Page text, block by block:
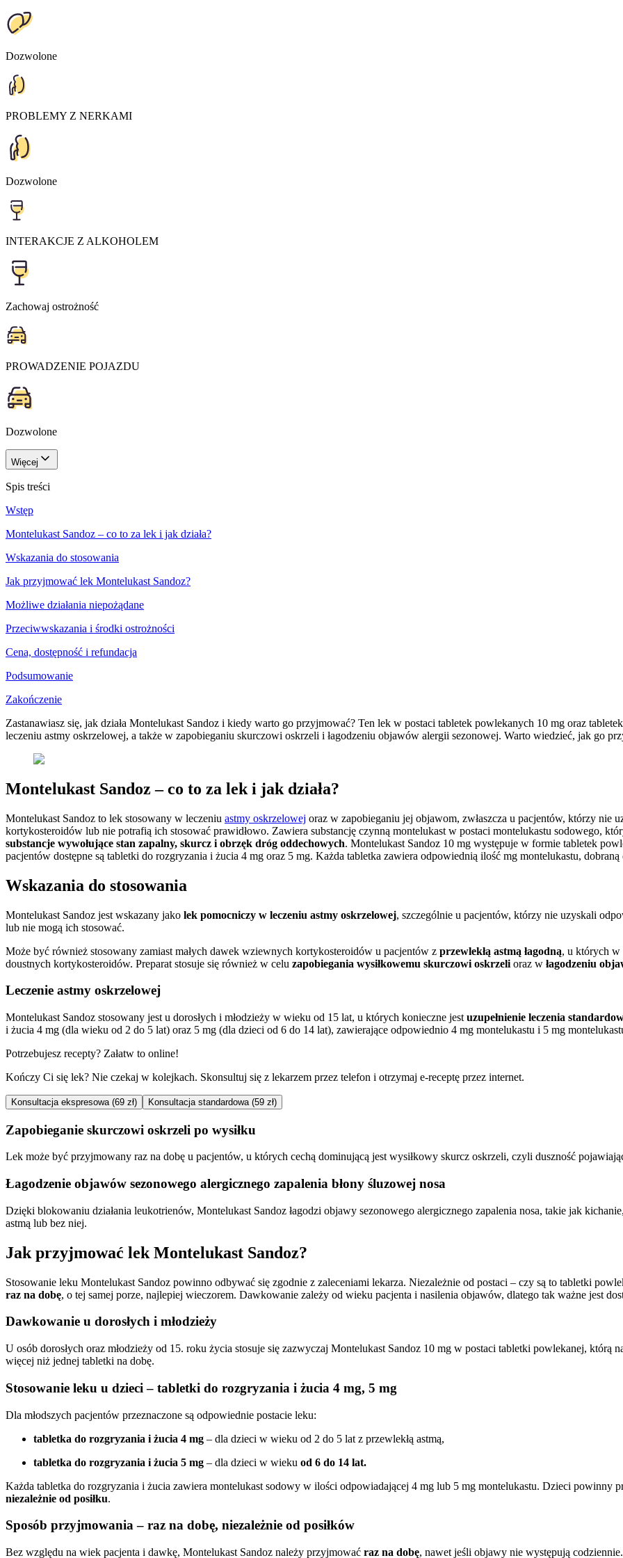
Dozwolone
PROBLEMY Z NERKAMI
Dozwolone
INTERAKCJE Z ALKOHOLEM
Zachowaj ostrożność
PROWADZENIE POJAZDU
Dozwolone
Więcej
Spis treści
Wstęp
Montelukast Sandoz – co to za lek i jak działa?
Wskazania do stosowania
Jak przyjmować lek Montelukast Sandoz?
Możliwe działania niepożądane
Przeciwwskazania i środki ostrożności
Cena, dostępność i refundacja
Podsumowanie
Zakończenie
Zastanawiasz się, jak działa Montelukast Sandoz i kiedy warto go przyjmować? Ten lek w postaci tabletek powlekanych 10 mg oraz
leczeniu astmy oskrzelowej, a także w zapobieganiu skurczowi oskrzeli i łagodzeniu objawów alergii sezonowej. Warto wiedzieć, jak go
Montelukast Sandoz – co to za lek i jak działa?
Montelukast Sandoz to lek stosowany w leczeniu astmy oskrzelowej oraz w zapobieganiu jej objawom, zwłaszcza u pacjentów, którzy
kortykosteroidów lub nie potrafią ich stosować prawidłowo. Zawiera substancję czynną montelukast w postaci montelukastu sodowego,
substancje wywołujące stan zapalny, skurcz i obrzęk dróg oddechowych. Montelukast Sandoz 10 mg występuje w formie tabletek
pacjentów dostępne są tabletki do rozgryzania i żucia 4 mg oraz 5 mg. Każda tabletka zawiera odpowiednią ilość mg montelukastu,
Wskazania do stosowania
Montelukast Sandoz jest wskazany jako lek pomocniczy w leczeniu astmy oskrzelowej, szczególnie u pacjentów, którzy nie uzyskali
lub nie mogą ich stosować.
Może być również stosowany zamiast małych dawek wziewnych kortykosteroidów u pacjentów z przewlekłą astmą łagodną, u których w
doustnych kortykosteroidów. Preparat stosuje się również w celu zapobiegania wysiłkowemu skurczowi oskrzeli oraz w łagodzeniu
Leczenie astmy oskrzelowej
Montelukast Sandoz stosowany jest u dorosłych i młodzieży w wieku od 15 lat, u których konieczne jest uzupełnienie leczenia
i żucia 4 mg (dla wieku od 2 do 5 lat) oraz 5 mg (dla dzieci od 6 do 14 lat), zawierające odpowiednio 4 mg montelukastu i 5 mg
Potrzebujesz recepty? Załatw to online!
Kończy Ci się lek? Nie czekaj w kolejkach. Skonsultuj się z lekarzem przez telefon i otrzymaj e-receptę przez internet.
Konsultacja ekspresowa (69 zł) Konsultacja standardowa (59 zł)
Zapobieganie skurczowi oskrzeli po wysiłku
Lek może być przyjmowany raz na dobę u pacjentów, u których cechą dominującą jest wysiłkowy skurcz oskrzeli, czyli duszność
Łagodzenie objawów sezonowego alergicznego zapalenia błony śluzowej nosa
Dzięki blokowaniu działania leukotrienów, Montelukast Sandoz łagodzi objawy sezonowego alergicznego zapalenia nosa, takie jak
astmą lub bez niej.
Jak przyjmować lek Montelukast Sandoz?
Stosowanie leku Montelukast Sandoz powinno odbywać się zgodnie z zaleceniami lekarza. Niezależnie od postaci – czy są to tabletki
raz na dobę, o tej samej porze, najlepiej wieczorem. Dawkowanie zależy od wieku pacjenta i nasilenia objawów, dlatego tak ważne jest
Dawkowanie u dorosłych i młodzieży
U osób dorosłych oraz młodzieży od 15. roku życia stosuje się zazwyczaj Montelukast Sandoz 10 mg w postaci tabletki powlekanej,
więcej niż jednej tabletki na dobę.
Stosowanie leku u dzieci – tabletki do rozgryzania i żucia 4 mg, 5 mg
Dla młodszych pacjentów przeznaczone są odpowiednie postacie leku:
tabletka do rozgryzania i żucia 4 mg – dla dzieci w wieku od 2 do 5 lat z przewlekłą astmą,
tabletka do rozgryzania i żucia 5 mg – dla dzieci w wieku od 6 do 14 lat.
Każda tabletka do rozgryzania i żucia zawiera montelukast sodowy w ilości odpowiadającej 4 mg lub 5 mg montelukastu. Dzieci powinny
niezależnie od posiłku.
Sposób przyjmowania – raz na dobę, niezależnie od posiłków
Bez względu na wiek pacjenta i dawkę, Montelukast Sandoz należy przyjmować raz na dobę, nawet jeśli objawy nie występują